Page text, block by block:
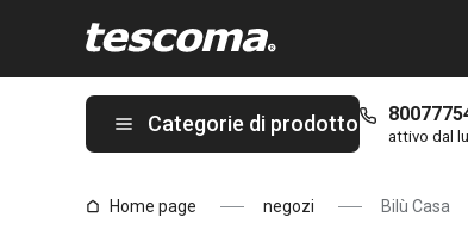
Categorie di prodotto
attivo dal
Home page negozi Bilù Casa